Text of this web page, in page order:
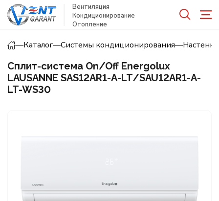
Вентиляция
Кондиционирование
Отопление
—Каталог—Системы кондиционирования—
Сплит-система On/Off Energolux
LAUSANNE SAS12AR1-A-LT/SAU12AR1-A-
LT-WS30